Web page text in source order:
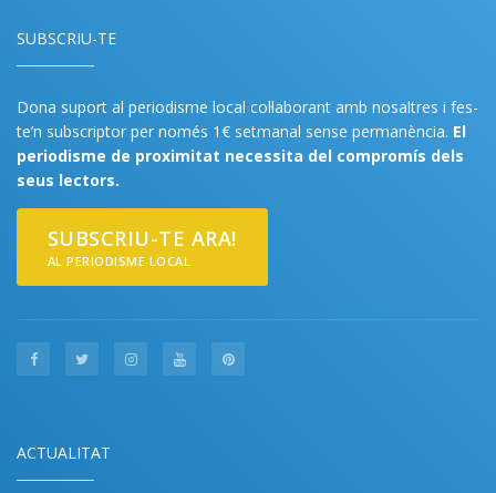
SUBSCRIU-TE
Dona suport al periodisme local col·laborant amb nosaltres i fes-
te’n subscriptor per només 1€ setmanal sense permanència. El
periodisme de proximitat necessita del compromís dels
seus lectors.
SUBSCRIU-TE ARA!
AL PERIODISME LOCAL
ACTUALITAT